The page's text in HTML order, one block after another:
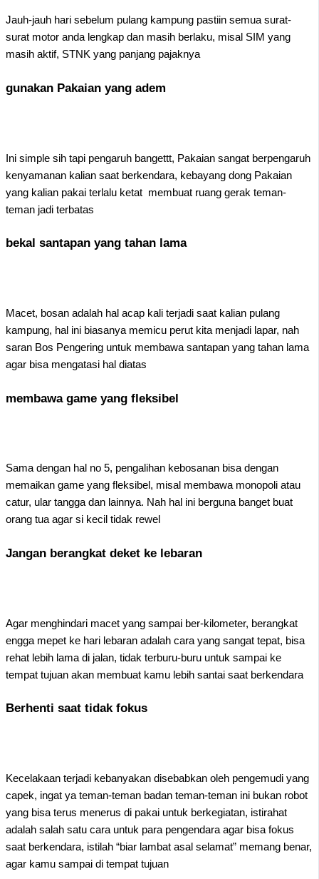
Jauh-jauh hari sebelum pulang kampung pastiin semua surat-
surat motor anda lengkap dan masih berlaku, misal SIM yang
masih aktif, STNK yang panjang pajaknya
gunakan Pakaian yang adem
Ini simple sih tapi pengaruh bangettt, Pakaian sangat berpengaruh
kenyamanan kalian saat berkendara, kebayang dong Pakaian
yang kalian pakai terlalu ketat membuat ruang gerak teman-
teman jadi terbatas
bekal santapan yang tahan lama
Macet, bosan adalah hal acap kali terjadi saat kalian pulang
kampung, hal ini biasanya memicu perut kita menjadi lapar, nah
saran Bos Pengering untuk membawa santapan yang tahan lama
agar bisa mengatasi hal diatas
membawa game yang fleksibel
Sama dengan hal no 5, pengalihan kebosanan bisa dengan
memaikan game yang fleksibel, misal membawa monopoli atau
catur, ular tangga dan lainnya. Nah hal ini berguna banget buat
orang tua agar si kecil tidak rewel
Jangan berangkat deket ke lebaran
Agar menghindari macet yang sampai ber-kilometer, berangkat
engga mepet ke hari lebaran adalah cara yang sangat tepat, bisa
rehat lebih lama di jalan, tidak terburu-buru untuk sampai ke
tempat tujuan akan membuat kamu lebih santai saat berkendara
Berhenti saat tidak fokus
Kecelakaan terjadi kebanyakan disebabkan oleh pengemudi yang
capek, ingat ya teman-teman badan teman-teman ini bukan robot
yang bisa terus menerus di pakai untuk berkegiatan, istirahat
adalah salah satu cara untuk para pengendara agar bisa fokus
saat berkendara, istilah “biar lambat asal selamat” memang benar,
agar kamu sampai di tempat tujuan